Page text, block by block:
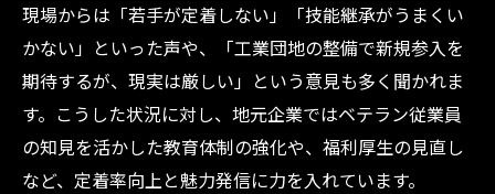
製造業事業所数減少が示す三原市の課題と
は
三原市の製造業衰退と地域経済への波紋を
検証
事業所数の推移から見る製造業の現状分析
現場からは「若手が定着しない」「技能継承がうまくい
かない」といった声や、「工業団地の整備で新規参入を
期待するが、現実は厳しい」という意見も多く聞かれま
す。こうした状況に対し、地元企業ではベテラン従業員
の知見を活かした教育体制の強化や、福利厚生の見直し
など、定着率向上と魅力発信に力を入れています。